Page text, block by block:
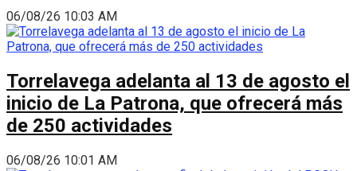
06/08/26 10:03 AM
Torrelavega adelanta al 13 de agosto el
inicio de La Patrona, que ofrecerá más
de 250 actividades
06/08/26 10:01 AM